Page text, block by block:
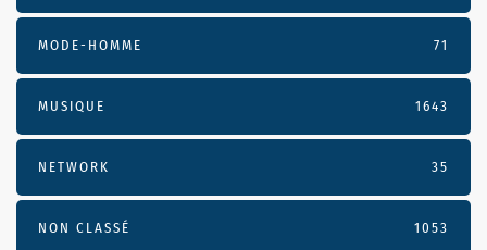
MODE-HOMME 71
MUSIQUE 1643
NETWORK 35
NON CLASSÉ 1053